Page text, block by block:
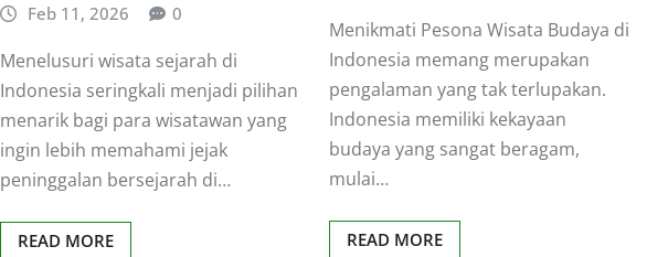
Feb 11, 2026
0
Menelusuri wisata sejarah di
Indonesia seringkali menjadi pilihan
menarik bagi para wisatawan yang
ingin lebih memahami jejak
peninggalan bersejarah di…
READ MORE
Menikmati Pesona Wisata Budaya di
Indonesia memang merupakan
pengalaman yang tak terlupakan.
Indonesia memiliki kekayaan
budaya yang sangat beragam,
mulai…
READ MORE